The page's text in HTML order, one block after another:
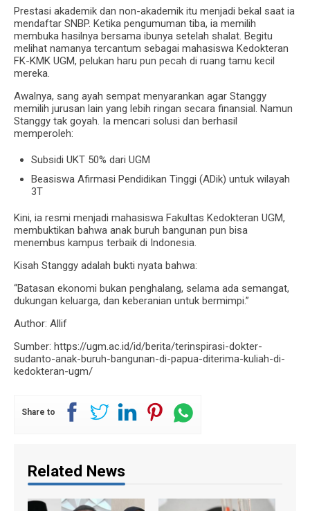
Prestasi akademik dan non-akademik itu menjadi bekal saat ia
mendaftar SNBP. Ketika pengumuman tiba, ia memilih
membuka hasilnya bersama ibunya setelah shalat. Begitu
melihat namanya tercantum sebagai mahasiswa Kedokteran
FK-KMK UGM, pelukan haru pun pecah di ruang tamu kecil
mereka.
Awalnya, sang ayah sempat menyarankan agar Stanggy
memilih jurusan lain yang lebih ringan secara finansial. Namun
Stanggy tak goyah. Ia mencari solusi dan berhasil
memperoleh:
Subsidi UKT 50% dari UGM
Beasiswa Afirmasi Pendidikan Tinggi (ADik) untuk wilayah
3T
Kini, ia resmi menjadi mahasiswa Fakultas Kedokteran UGM,
membuktikan bahwa anak buruh bangunan pun bisa
menembus kampus terbaik di Indonesia.
Kisah Stanggy adalah bukti nyata bahwa:
“Batasan ekonomi bukan penghalang, selama ada semangat,
dukungan keluarga, dan keberanian untuk bermimpi.”
Author: Allif
Sumber: https://ugm.ac.id/id/berita/terinspirasi-dokter-
sudanto-anak-buruh-bangunan-di-papua-diterima-kuliah-di-
kedokteran-ugm/
Share to
Related News